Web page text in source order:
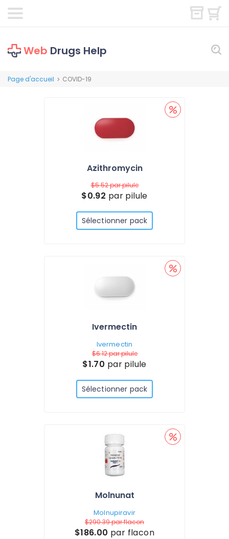
Web Drugs Help
Page d'accueil > COVID-19
Azithromycin
$5.52par pilule
$0.92 par pilule
Sélectionner pack
Ivermectin
Ivermectin
$6.12par pilule
$1.70 par pilule
Sélectionner pack
Molnunat
Molnupiravir
$290.39par flacon
$186.00 par flacon